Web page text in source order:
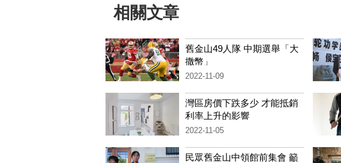
相關文章
舊金山49人隊 中期選舉「大
撒幣」
2022-11-09
灣區房價下跌多少 才能抵銷
利率上升的影響
2022-11-05
民眾舊金山中領館前集會 籲